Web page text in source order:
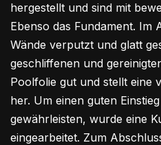
hergestellt und sind mit
Ebenso das Fundament. Im
Wände verputzt und glatt
geschliffenen und
Poolfolie gut und stellt eine
her. Um einen guten
gewährleisten, wurde eine
eingearbeitet. Zum